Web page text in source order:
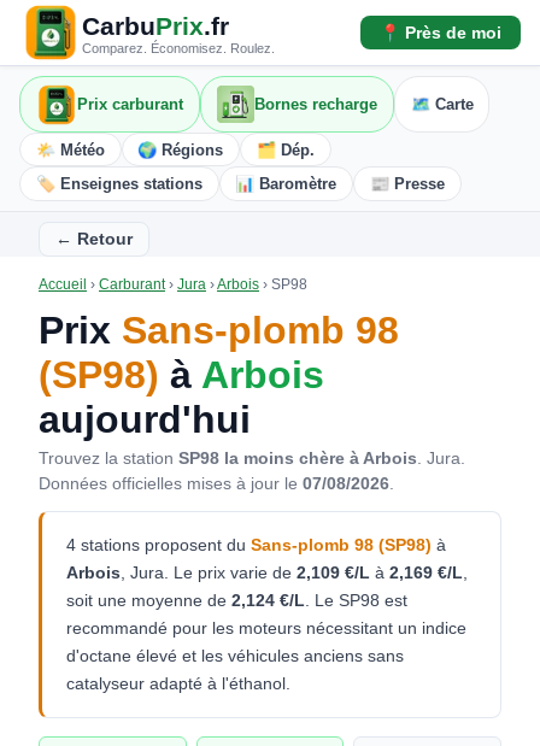
CarbuPrix.fr
Comparez. Économisez. Roulez.
📍 Près de moi
Prix carburant Bornes recharge 🗺️ Carte
🌤️ Météo 🌍 Régions
🗂️ Dép.
🏷️ Enseignes stations
📊 Baromètre 📰 Presse
← Retour
Accueil › Carburant› Jura ›Arbois › SP98
Prix Sans-plomb 98
(SP98) à Arbois
aujourd'hui
Trouvez la station SP98 la moins chère à Arbois. Jura.
Données officielles mises à jour le 07/08/2026.
4 stations proposent du Sans-plomb 98 (SP98) à
Arbois, Jura. Le prix varie de 2,109 €/L à 2,169 €/L,
soit une moyenne de 2,124 €/L. Le SP98 est
recommandé pour les moteurs nécessitant un indice
d'octane élevé et les véhicules anciens sans
catalyseur adapté à l'éthanol.